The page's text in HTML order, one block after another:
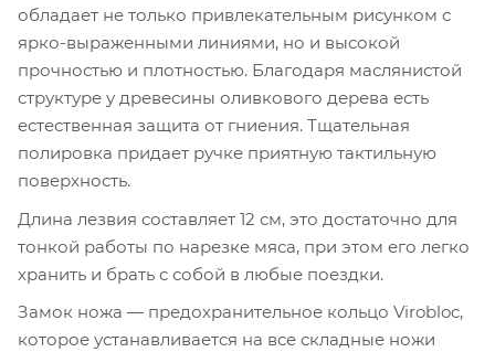
обладает не только привлекательным рисунком с
ярко-выраженными линиями, но и высокой
прочностью и плотностью. Благодаря маслянистой
структуре у древесины оливкового дерева есть
естественная защита от гниения. Тщательная
полировка придает ручке приятную тактильную
поверхность.
Длина лезвия составляет 12 см, это достаточно для
тонкой работы по нарезке мяса, при этом его легко
хранить и брать с собой в любые поездки.
Замок ножа — предохранительное кольцо Virobloc,
которое устанавливается на все складные ножи